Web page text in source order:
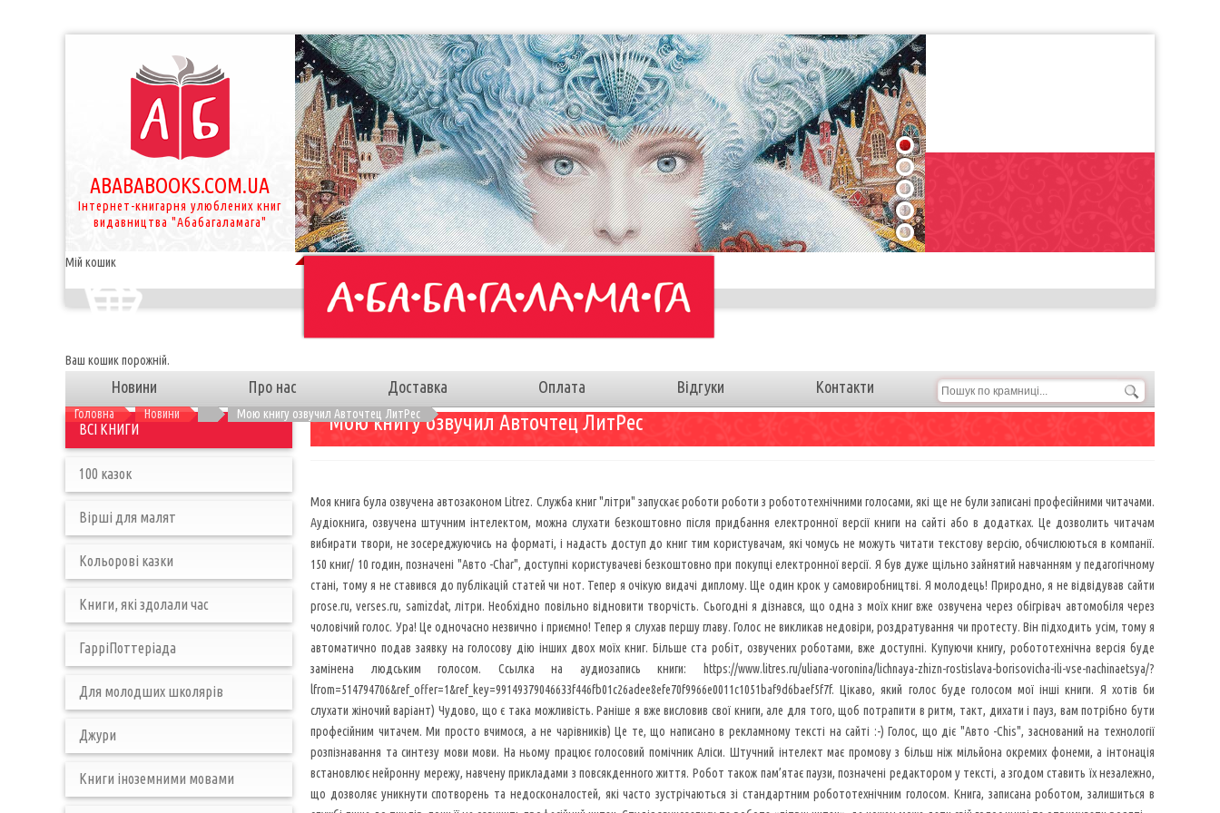
ABABABOOKS.COM.UA
Інтернет-книгарня улюблених книг
видавництва "Абабагаламага"
1
2
3
4
5
Мій кошик
Ваш кошик порожній.
Новини Про нас Доставка Оплата Відгуки Контакти
Головна Новини Мою книгу озвучил Авточтец ЛитРесМою книгу озвучил Авточтец ЛитРес
Моя книга була озвучена автозаконом Litrez. Служба книг "літри" запускає роботи роботи з робототехнічними голосами, які ще не були записані професійними читачами.
Аудіокнига, озвучена штучним інтелектом, можна слухати безкоштовно після придбання електронної версії книги на сайті або в додатках. Це дозволить читачам
вибирати твори, не зосереджуючись на форматі, і надасть доступ до книг тим користувачам, які чомусь не можуть читати текстову версію, обчислюються в компанії.
150 книг/ 10 годин, позначені "Авто -Char", доступні користувачеві безкоштовно при покупці електронної версії. Я був дуже щільно зайнятий навчанням у педагогічному
стані, тому я не ставився до публікацій статей чи нот. Тепер я очікую видачі диплому. Ще один крок у самовиробництві. Я молодець! Природно, я не відвідував сайти
prose.ru, verses.ru, samizdat, літри. Необхідно повільно відновити творчість. Сьогодні я дізнався, що одна з моїх книг вже озвучена через обігрівач автомобіля через
чоловічий голос. Ура! Це одночасно незвично і приємно! Тепер я слухав першу главу. Голос не викликав недовіри, роздратування чи протесту. Він підходить усім, тому я
автоматично подав заявку на голосову дію інших двох моїх книг. Більше ста робіт, озвучених роботами, вже доступні. Купуючи книгу, робототехнічна версія буде
замінена людським голосом. Ссылка на аудиозапись книги: https://www.litres.ru/uliana-voronina/lichnaya-zhizn-rostislava-borisovicha-ili-vse-nachinaetsya/?
lfrom=514794706&ref_offer=1&ref_key=99149379046633f446fb01c26adee8efe70f9966e0011c1051baf9d6baef5f7f. Цікаво, який голос буде голосом мої інші книги. Я хотів би
слухати жіночий варіант) Чудово, що є така можливість. Раніше я вже висловив свої книги, але для того, щоб потрапити в ритм, такт, дихати і пауз, вам потрібно бути
професійним читачем. Ми просто вчимося, а не чарівників) Це те, що написано в рекламному тексті на сайті :-) Голос, що діє "Авто -Chis", заснований на технології
розпізнавання та синтезу мови мови. На ньому працює голосовий помічник Аліси. Штучний інтелект має промову з більш ніж мільйона окремих фонеми, а інтонація
встановлює нейронну мережу, навчену прикладами з повсякденного життя. Робот також пам’ятає паузи, позначені редактором у тексті, а згодом ставить їх незалежно,
що дозволяє уникнути спотворень та недосконалостей, які часто зустрічаються зі стандартним робототехнічним голосом. Книга, записана роботом, залишиться в
ВСІ КНИГИ
100 казок
Вірші для малят
Кольорові казки
Книги, які здолали час
ГарріПоттеріада
Для молодших школярів
Джури
Книги іноземними мовами